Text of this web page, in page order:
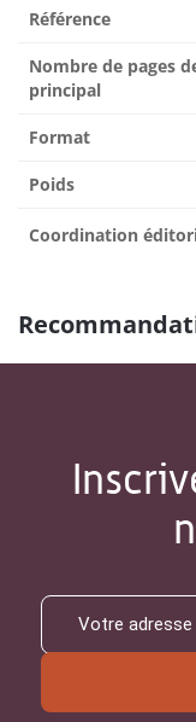
Référence
Nombre de pages
principal
Format
Poids
Coordination